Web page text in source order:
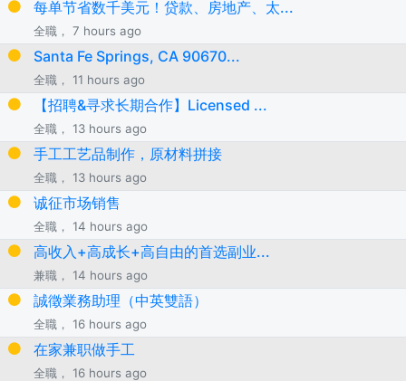
每单节省数千美元！贷款、房地产、太...
全職， 7 hours ago
Santa Fe Springs, CA 90670...
全職， 11 hours ago
【招聘&寻求长期合作】Licensed ...
全職， 13 hours ago
手工工艺品制作，原材料拼接
全職， 13 hours ago
诚征市场销售
全職， 14 hours ago
高收入+高成长+高自由的首选副业...
兼職， 14 hours ago
誠徵業務助理（中英雙語）
全職， 16 hours ago
在家兼职做手工
全職， 16 hours ago